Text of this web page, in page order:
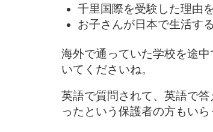
千里国際を受験した理由
お子さんが日本で生活す
海外で通っていた学校を途
いてくださいね。
英語で質問されて、英語で
ったという保護者の方もい